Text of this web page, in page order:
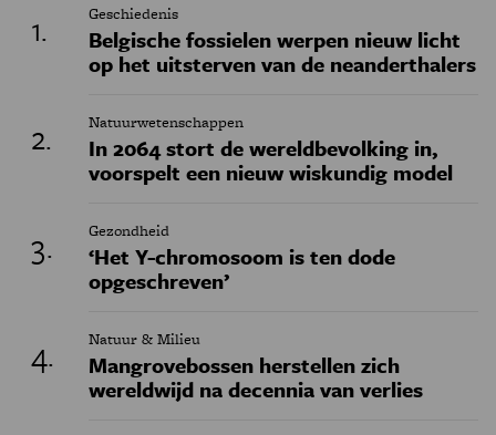
Geschiedenis
Belgische fossielen werpen nieuw licht
op het uitsterven van de neanderthalers
Natuurwetenschappen
In 2064 stort de wereldbevolking in,
voorspelt een nieuw wiskundig model
Gezondheid
‘Het Y-chromosoom is ten dode
opgeschreven’
Natuur & Milieu
Mangrovebossen herstellen zich
wereldwijd na decennia van verlies